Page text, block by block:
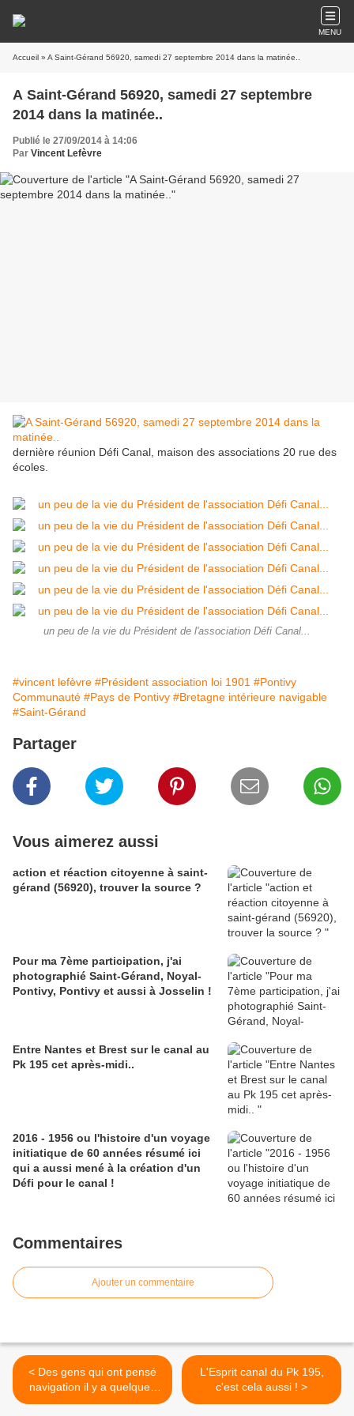
MENU
Accueil » A Saint-Gérand 56920, samedi 27 septembre 2014 dans la matinée..
A Saint-Gérand 56920, samedi 27 septembre
2014 dans la matinée..
Publié le 27/09/2014 à 14:06
Par Vincent Lefèvre
dernière réunion Défi Canal, maison des associations 20 rue des
écoles.
un peu de la vie du Président de l'association Défi Canal...
#vincent lefèvre #Président association loi 1901 #Pontivy
Communauté #Pays de Pontivy #Bretagne intérieure navigable
#Saint-Gérand
Partager
Vous aimerez aussi
action et réaction citoyenne à saint-
gérand (56920), trouver la source ?
Pour ma 7ème participation, j'ai
photographié Saint-Gérand, Noyal-
Pontivy, Pontivy et aussi à Josselin !
Entre Nantes et Brest sur le canal au
Pk 195 cet après-midi..
2016 - 1956 ou l'histoire d'un voyage
initiatique de 60 années résumé ici
qui a aussi mené à la création d'un
Défi pour le canal !
Commentaires
Ajouter un commentaire
< Des gens qui ont pensé
navigation il y a quelques
années : bravo !
L'Esprit canal du Pk 195,
c'est cela aussi ! >